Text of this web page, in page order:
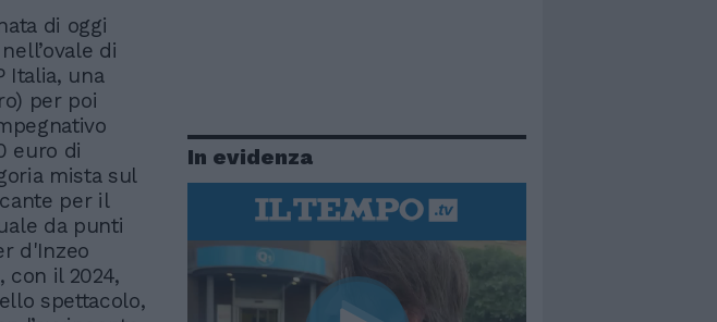
di oggi
di
Italia, una
per poi
euro di
mista sul
per il
da punti
d'Inzeo
il 2024,
spettacolo,
In evidenza